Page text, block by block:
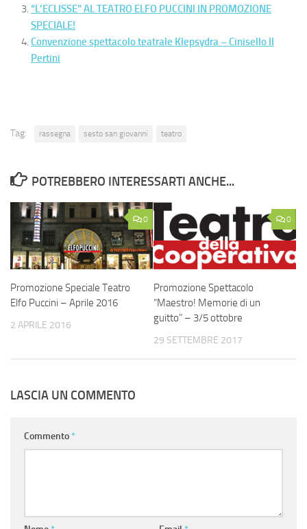
“L’ECLISSE” AL TEATRO ELFO PUCCINI IN PROMOZIONE
SPECIALE!
Convenzione spettacolo teatrale Klepsydra – Cinisello Il
Pertini
Tag: rassegna sesto san giovanni teatro
POTREBBERO INTERESSARTI ANCHE...
0
Promozione Speciale Teatro
Elfo Puccini – Aprile 2016
2 APRILE 2016
0
Promozione Spettacolo
“Maestro! Memorie di un
guitto” – 3/5 ottobre
29 SETTEMBRE 2017
LASCIA UN COMMENTO
Commento *